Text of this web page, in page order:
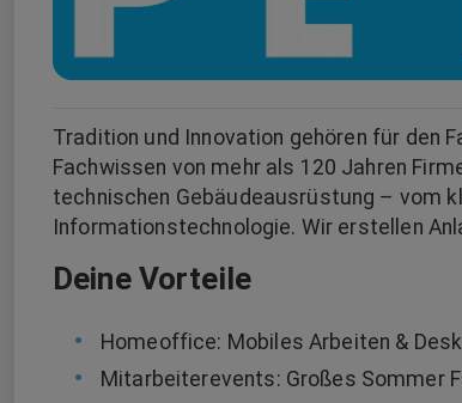
Tradition und Innovation gehören für den
Fachwissen von mehr als 120 Jahren
technischen Gebäudeausrüstung – vom
Informationstechnologie. Wir erstellen
Deine Vorteile
Homeoffice: Mobiles Arbeiten &
Mitarbeiterevents: Großes Sommer